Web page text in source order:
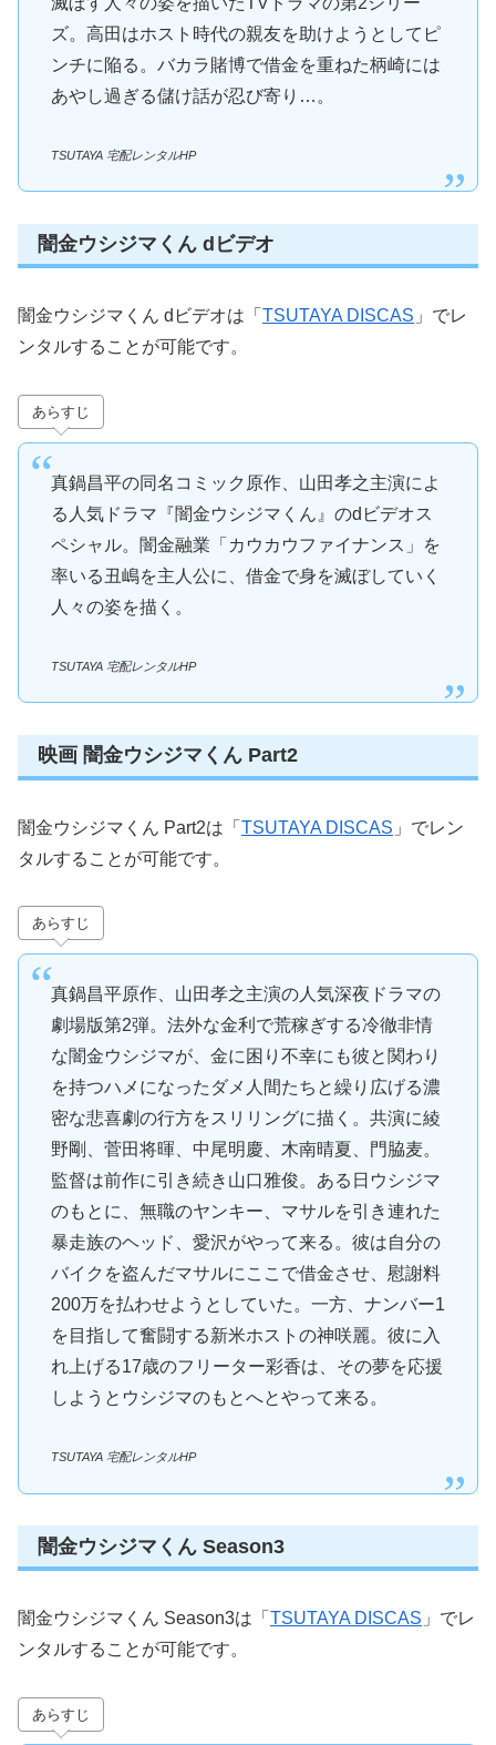
ズ。高田はホスト時代の親友を助けようとしてピ
ンチに陥る。バカラ賭博で借金を重ねた柄崎には
あやし過ぎる儲け話が忍び寄り…。
TSUTAYA 宅配レンタルHP
闇金ウシジマくん dビデオ
闇金ウシジマくん dビデオは「 TSUTAYA DISCAS 」でレ
ンタルすることが可能です。
あらすじ
真鍋昌平の同名コミック原作、山田孝之主演によ
る人気ドラマ『闇金ウシジマくん』のdビデオス
ペシャル。闇金融業「カウカウファイナンス」を
率いる丑嶋を主人公に、借金で身を滅ぼしていく
人々の姿を描く。
TSUTAYA 宅配レンタルHP
映画 闇金ウシジマくん Part2
闇金ウシジマくん Part2は「 TSUTAYA DISCAS 」でレン
タルすることが可能です。
あらすじ
真鍋昌平原作、山田孝之主演の人気深夜ドラマの
劇場版第2弾。法外な金利で荒稼ぎする冷徹非情
な闇金ウシジマが、金に困り不幸にも彼と関わり
を持つハメになったダメ人間たちと繰り広げる濃
密な悲喜劇の行方をスリリングに描く。共演に綾
野剛、菅田将暉、中尾明慶、木南晴夏、門脇麦。
監督は前作に引き続き山口雅俊。ある日ウシジマ
のもとに、無職のヤンキー、マサルを引き連れた
暴走族のヘッド、愛沢がやって来る。彼は自分の
バイクを盗んだマサルにここで借金させ、慰謝料
200万を払わせようとしていた。一方、ナンバー1
を目指して奮闘する新米ホストの神咲麗。彼に入
れ上げる17歳のフリーター彩香は、その夢を応援
しようとウシジマのもとへとやって来る。
TSUTAYA 宅配レンタルHP
闇金ウシジマくん Season3
闇金ウシジマくん Season3は「 TSUTAYA DISCAS 」でレ
ンタルすることが可能です。
あらすじ